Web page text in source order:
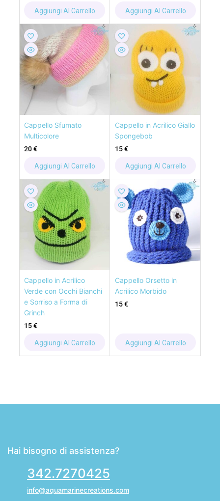
Aggiungi Al Carrello Aggiungi Al Carrello
Cappello Sfumato
Multicolore
20€
Aggiungi Al Carrello
Cappello in Acrilico Giallo
Spongebob
15€
Aggiungi Al Carrello
Cappello in Acrilico
Verde con Occhi Bianchi
e Sorriso a Forma di
Grinch
15€
Aggiungi Al Carrello
Cappello Orsetto in
Acrilico Morbido
15€
Aggiungi Al Carrello
Hai bisogno di assistenza?
342.7270425
info@aquamarinecreations.com